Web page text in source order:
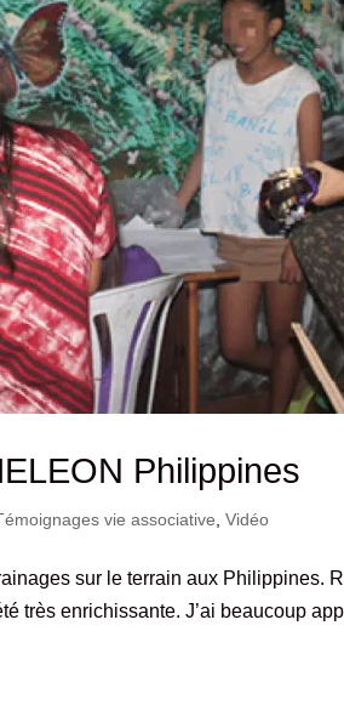
Philippines
vie associative ,Vidéo
sur le terrain aux Philippines.
très enrichissante. J’ai beaucoup